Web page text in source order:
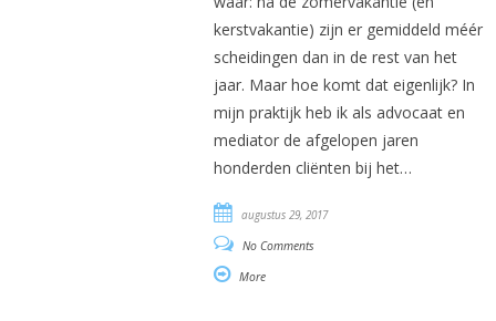
kerstvakantie) zijn er gemiddeld méér
scheidingen dan in de rest van het
jaar. Maar hoe komt dat eigenlijk? In
mijn praktijk heb ik als advocaat en
mediator de afgelopen jaren
honderden cliënten bij het…
augustus 29, 2017
No Comments
More